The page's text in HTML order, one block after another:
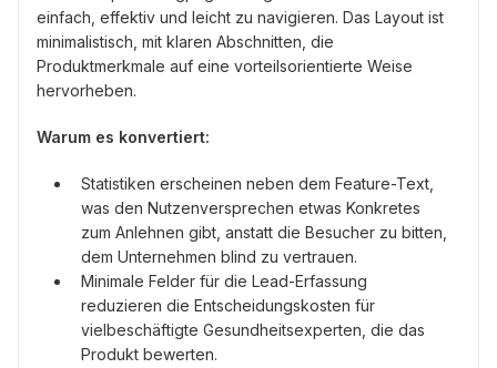
einfach, effektiv und leicht zu navigieren. Das Layout ist
minimalistisch, mit klaren Abschnitten, die
Produktmerkmale auf eine vorteilsorientierte Weise
hervorheben.
Warum es konvertiert:
Statistiken erscheinen neben dem Feature-Text,
was den Nutzenversprechen etwas Konkretes
zum Anlehnen gibt, anstatt die Besucher zu bitten,
dem Unternehmen blind zu vertrauen.
Minimale Felder für die Lead-Erfassung
reduzieren die Entscheidungskosten für
vielbeschäftigte Gesundheitsexperten, die das
Produkt bewerten.